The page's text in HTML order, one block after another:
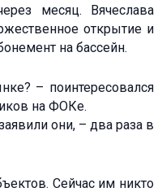
месяц. Вячеслава
открытие и
на бассейн.
– поинтересовался
на ФОКе.
они, – два раза в
Сейчас им никто